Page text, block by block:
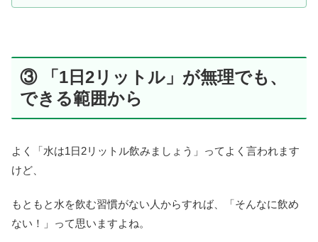
③ 「1日2リットル」が無理でも、
できる範囲から
よく「水は1日2リットル飲みましょう」ってよく言われます
けど、
もともと水を飲む習慣がない人からすれば、「そんなに飲め
ない！」って思いますよね。